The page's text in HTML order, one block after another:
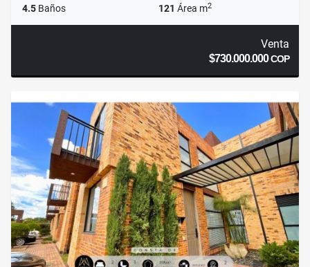
4.5 Baños 121 Área m2
Venta
$730.000.000COP